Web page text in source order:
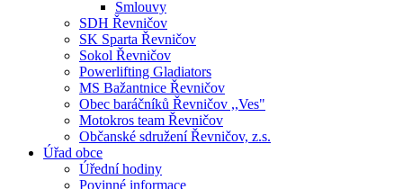
Smlouvy
SDH Řevničov
SK Sparta Řevničov
Sokol Řevničov
Powerlifting Gladiators
MS Bažantnice Řevničov
Obec baráčníků Řevničov ,,Ves"
Motokros team Řevničov
Občanské sdružení Řevničov, z.s.
Úřad obce
Úřední hodiny
Povinné informace